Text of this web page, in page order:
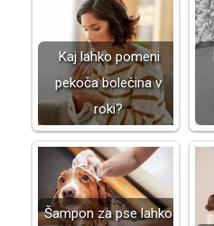
Kaj lahko pomeni
pekoča bolečina v
roki?
Šampon za pse lahko